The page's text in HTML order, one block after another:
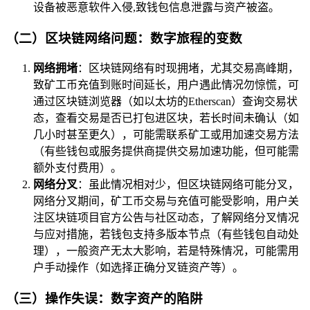
设备被恶意软件入侵,致钱包信息泄露与资产被盗。
（二）区块链网络问题：数字旅程的变数
网络拥堵：区块链网络有时现拥堵，尤其交易高峰期，
致矿工币充值到账时间延长，用户遇此情况勿惊慌，可
通过区块链浏览器（如以太坊的Etherscan）查询交易状
态，查看交易是否已打包进区块，若长时间未确认（如
几小时甚至更久），可能需联系矿工或用加速交易方法
（有些钱包或服务提供商提供交易加速功能，但可能需
额外支付费用）。
网络分叉 ：虽此情况相对少，但区块链网络可能分叉，
网络分叉期间，矿工币交易与充值可能受影响，用户关
注区块链项目官方公告与社区动态，了解网络分叉情况
与应对措施，若钱包支持多版本节点（有些钱包自动处
理），一般资产无太大影响，若是特殊情况，可能需用
户手动操作（如选择正确分叉链资产等）。
（三）操作失误：数字资产的陷阱